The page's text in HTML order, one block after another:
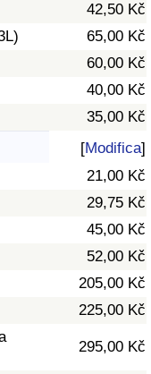
42,50 Kč
65,00 Kč
60,00 Kč
40,00 Kč
35,00 Kč
[Modifica]
21,00 Kč
29,75 Kč
45,00 Kč
52,00 Kč
205,00 Kč
225,00 Kč
295,00 Kč